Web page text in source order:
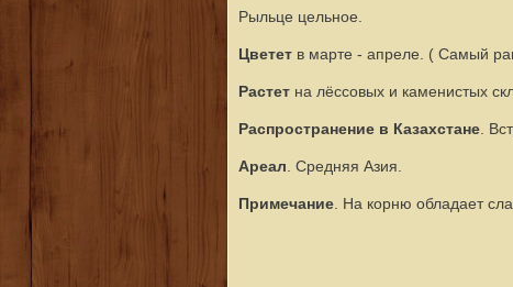
Рыльце цельное.
Цвететв марте - апреле. ( Самый
Растетна лёссовых и каменистых
Распространение в Казахстане.
Ареал . Средняя Азия.
Примечание. На корню обладает